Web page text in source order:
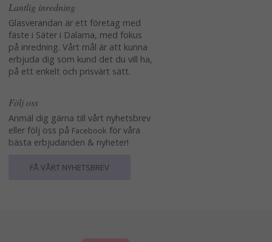
Lantlig inredning
Glasverandan är ett företag med
fäste i Säter i Dalarna, med fokus
på inredning. Vårt mål är att kunna
erbjuda dig som kund det du vill ha,
på ett enkelt och prisvärt sätt.
Följ oss
Anmäl dig gärna till vårt nyhetsbrev
eller följ oss på Facebook för våra
bästa erbjudanden & nyheter!
FÅ VÅRT NYHETSBREV